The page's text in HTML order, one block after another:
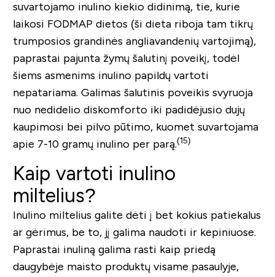
suvartojamo inulino kiekio didinimą, tie, kurie
laikosi FODMAP dietos (ši dieta riboja tam tikrų
trumposios grandinės angliavandenių vartojimą),
paprastai pajunta žymų šalutinį poveikį, todėl
šiems asmenims inulino papildų vartoti
nepatariama. Galimas šalutinis poveikis svyruoja
nuo nedidelio diskomforto iki padidėjusio dujų
kaupimosi bei pilvo pūtimo, kuomet suvartojama
apie 7-10 gramų inulino per parą.(15)
Kaip vartoti inulino
miltelius?
Inulino miltelius galite dėti į bet kokius patiekalus
ar gėrimus, be to, jį galima naudoti ir kepiniuose.
Paprastai inuliną galima rasti kaip priedą
daugybėje maisto produktų visame pasaulyje,